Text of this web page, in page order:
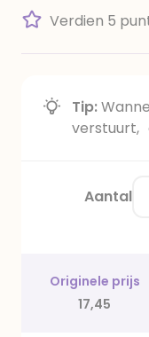
Verdien 5
Tip:
verstuurt,
Aantal
Originele prijs
17,45